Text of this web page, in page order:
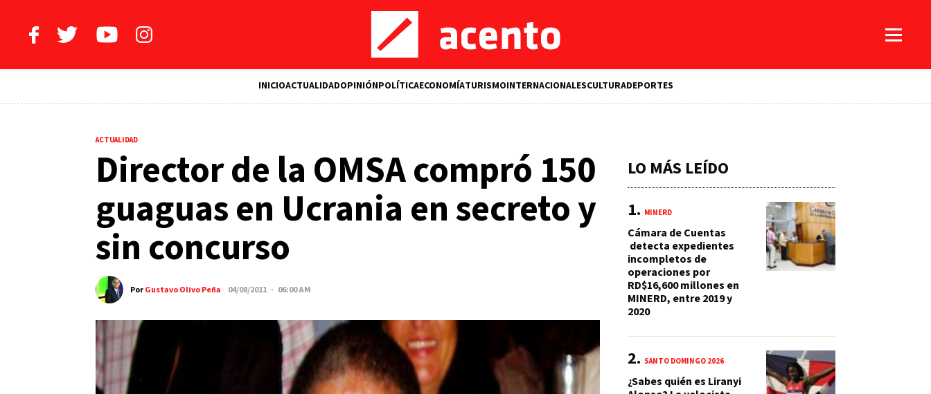
INICIOACTUALIDADOPINIÓNPOLÍTICAECONOMÍATURISMOINTERNACIONALESCULTURADEPORTES
ACTUALIDAD
Director de la OMSA compró 150
guaguas en Ucrania en secreto y
sin concurso
PorGustavo Olivo Peña 04/08/2011 · 06:00 AM
LO MÁS LEÍDO
MINERD
Cámara de Cuentas
detecta expedientes
incompletos de
operaciones por
RD$16,600 millones en
MINERD, entre 2019 y
2020
SANTO DOMINGO 2026
¿Sabes quién es Liranyi